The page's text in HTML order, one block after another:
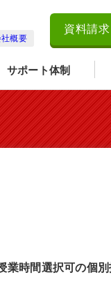
社概要
資料請
サポート体制
時間選択可の個別